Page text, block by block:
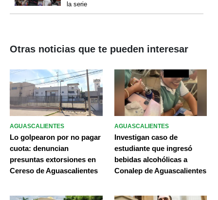
la serie
Otras noticias que te pueden interesar
AGUASCALIENTES
Lo golpearon por no pagar
cuota: denuncian
presuntas extorsiones en
Cereso de Aguascalientes
AGUASCALIENTES
Investigan caso de
estudiante que ingresó
bebidas alcohólicas a
Conalep de Aguascalientes